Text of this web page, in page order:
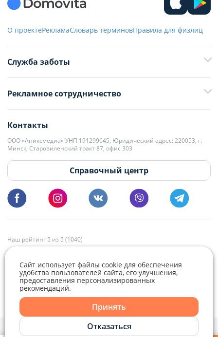
Telegram
О проектеРекламаСловарь терминовПравила для физлиц
Служба заботы
+375 33 376-13-70
editor@domovita.by
Мы принимаем звонки и отвечаем на письма в будние дни с 9:00 до
18:00.
Рекламное сотрудничество
kb@domovita.by
+375 29 179-11-28 Владислав Гладченко
vg@domovita.by
Пишите и звоните нам в будние дни с 8:00 до 20:00.
Контакты
ООО «Аниксмедиа» УНП 191299645, Юридический адрес: 220053, г.
Минск, Старовиленский тракт 87, офис 303
Справочный центр
Наш рейтинг 5 из 5 (1040)
Политика конфиденциальности,
Сайт использует файлы cookie для обеспечения
удобства пользователей сайта, его улучшения,
предоставления персонализированных
рекомендаций.
Принять
Отказаться